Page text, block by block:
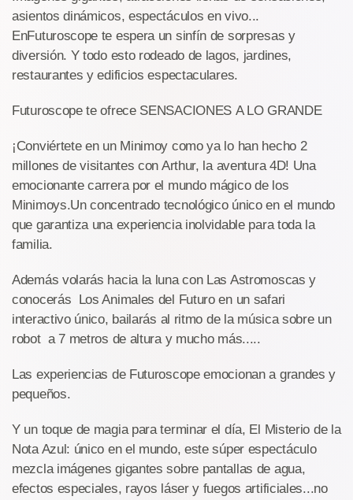
asientos dinámicos, espectáculos en vivo...
EnFuturoscope te espera un sinfín de sorpresas y
diversión. Y todo esto rodeado de lagos, jardines,
restaurantes y edificios espectaculares.
Futuroscope te ofrece SENSACIONES A LO GRANDE
¡Conviértete en un Minimoy como ya lo han hecho 2
millones de visitantes con Arthur, la aventura 4D! Una
emocionante carrera por el mundo mágico de los
Minimoys.Un concentrado tecnológico único en el mundo
que garantiza una experiencia inolvidable para toda la
familia.
Además volarás hacia la luna con Las Astromoscas y
conocerás Los Animales del Futuro en un safari
interactivo único, bailarás al ritmo de la música sobre un
robot a 7 metros de altura y mucho más.....
Las experiencias de Futuroscope emocionan a grandes y
pequeños.
Y un toque de magia para terminar el día, El Misterio de la
Nota Azul: único en el mundo, este súper espectáculo
mezcla imágenes gigantes sobre pantallas de agua,
efectos especiales, rayos láser y fuegos artificiales...no